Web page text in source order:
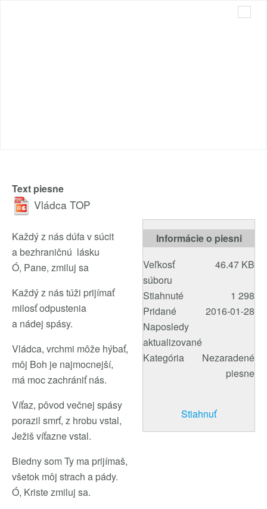
Text piesne
Vládca TOP
Každý z nás dúfa v súcit
a bezhraničnú lásku
Ó, Pane, zmiluj sa
Každý z nás túži prijímať
milosť odpustenia
a nádej spásy.
Vládca, vrchmi môže hýbať,
môj Boh je najmocnejší,
má moc zachrániť nás.
Víťaz, pôvod večnej spásy
porazil smrť, z hrobu vstal,
Ježiš víťazne vstal.
Biedny som Ty ma prijímaš,
všetok môj strach a pády.
Ó, Kriste zmiluj sa.
Informácie o piesni
Veľkosť
súboru
46.47 KB
Stiahnuté
1 298
Pridané
2016-01-28
Naposledy
aktualizované
Kategória
Nezaradené
piesne
Stiahnuť